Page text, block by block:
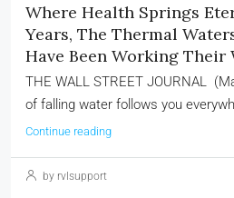
Where Health Springs
Years, The Thermal
Have Been Working Their
THE WALL STREET JOURNAL
of falling water follows you
Continue reading
by rvlsupport